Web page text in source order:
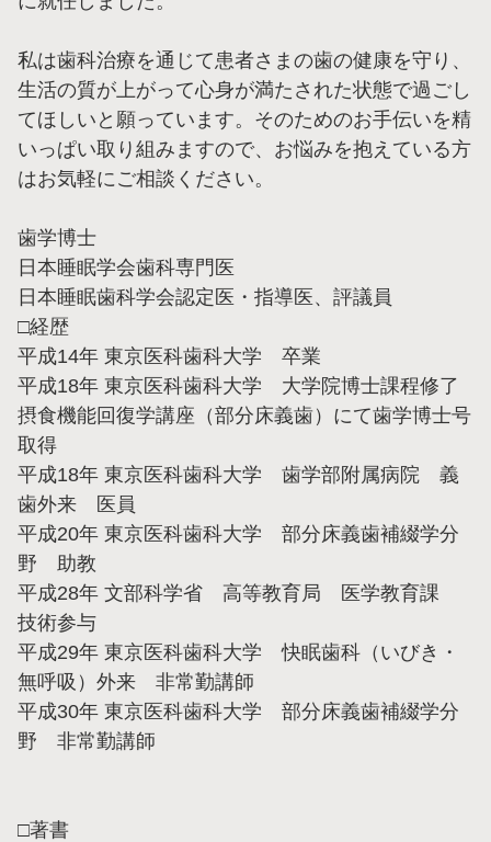
私は歯科治療を通じて患者さまの歯の健康を守り、
生活の質が上がって心身が満たされた状態で過ごし
てほしいと願っています。そのためのお手伝いを精
いっぱい取り組みますので、お悩みを抱えている方
はお気軽にご相談ください。
歯学博士
日本睡眠学会歯科専門医
日本睡眠歯科学会認定医・指導医、評議員
□経歴
平成14年 東京医科歯科大学 卒業
平成18年 東京医科歯科大学 大学院博士課程修了
摂食機能回復学講座（部分床義歯）にて歯学博士号
取得
平成18年 東京医科歯科大学 歯学部附属病院 義
歯外来 医員
平成20年 東京医科歯科大学 部分床義歯補綴学分
野 助教
平成28年 文部科学省 高等教育局 医学教育課
技術参与
平成29年 東京医科歯科大学 快眠歯科（いびき・
無呼吸）外来 非常勤講師
平成30年 東京医科歯科大学 部分床義歯補綴学分
野 非常勤講師
□著書